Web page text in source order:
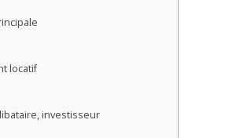
locatif
investisseur